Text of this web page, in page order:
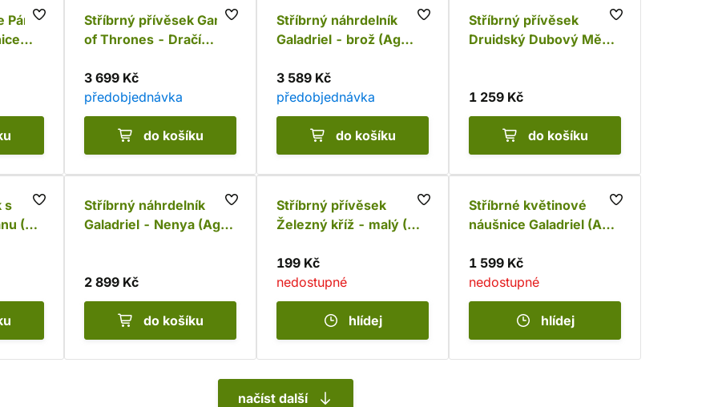
Stříbrný přívěsek Game
of Thrones - Dračí
3 699 Kč
předobjednávka
do košíku
Stříbrný náhrdelník
Galadriel - brož (Ag
3 589 Kč
předobjednávka
do košíku
Stříbrný přívěsek
Druidský Dubový Měsíc
1 259 Kč
do košíku
s
(Ag
Stříbrný náhrdelník
Galadriel - Nenya (Ag
2 899 Kč
do košíku
Stříbrný přívěsek
Železný kříž - malý (Ag
199 Kč
nedostupné
hlídej
Stříbrné květinové
náušnice Galadriel (Ag
1 599 Kč
nedostupné
hlídej
načíst další